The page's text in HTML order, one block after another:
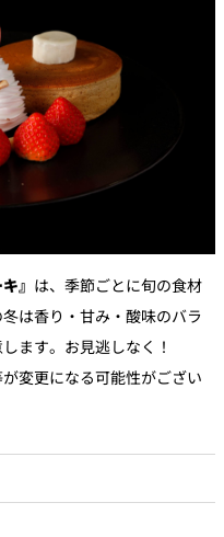
』 は、季節ごとに旬の食材
は香り・甘み・酸味のバラ
ます。お見逃しなく！
変更になる可能性がござい